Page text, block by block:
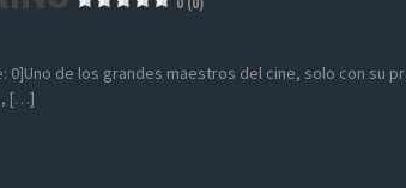
0 (0)
0]Uno de los grandes maestros del cine, solo con su
[…]